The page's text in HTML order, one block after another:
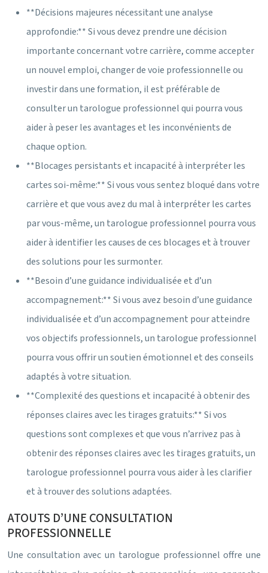
**Décisions majeures nécessitant une analyse
approfondie:** Si vous devez prendre une décision
importante concernant votre carrière, comme accepter
un nouvel emploi, changer de voie professionnelle ou
investir dans une formation, il est préférable de
consulter un tarologue professionnel qui pourra vous
aider à peser les avantages et les inconvénients de
chaque option.
**Blocages persistants et incapacité à interpréter les
cartes soi-même:** Si vous vous sentez bloqué dans votre
carrière et que vous avez du mal à interpréter les cartes
par vous-même, un tarologue professionnel pourra vous
aider à identifier les causes de ces blocages et à trouver
des solutions pour les surmonter.
**Besoin d’une guidance individualisée et d’un
accompagnement:** Si vous avez besoin d’une guidance
individualisée et d’un accompagnement pour atteindre
vos objectifs professionnels, un tarologue professionnel
pourra vous offrir un soutien émotionnel et des conseils
adaptés à votre situation.
**Complexité des questions et incapacité à obtenir des
réponses claires avec les tirages gratuits:** Si vos
questions sont complexes et que vous n’arrivez pas à
obtenir des réponses claires avec les tirages gratuits, un
tarologue professionnel pourra vous aider à les clarifier
et à trouver des solutions adaptées.
ATOUTS D’UNE CONSULTATION
PROFESSIONNELLE
Une consultation avec un tarologue professionnel offre une